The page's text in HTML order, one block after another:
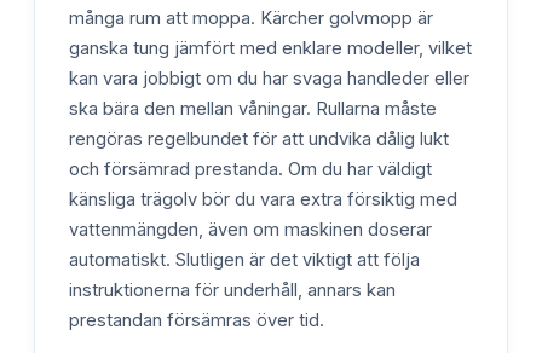
många rum att moppa. Kärcher golvmopp är
ganska tung jämfört med enklare modeller, vilket
kan vara jobbigt om du har svaga handleder eller
ska bära den mellan våningar. Rullarna måste
rengöras regelbundet för att undvika dålig lukt
och försämrad prestanda. Om du har väldigt
känsliga trägolv bör du vara extra försiktig med
vattenmängden, även om maskinen doserar
automatiskt. Slutligen är det viktigt att följa
instruktionerna för underhåll, annars kan
prestandan försämras över tid.